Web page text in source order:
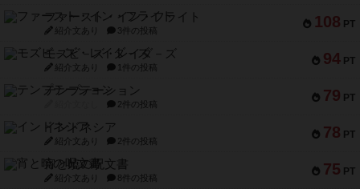
108 PT
ファースト・イン・フライト
紹介文あり 3件の投稿
94 PT
モズビ－ズ・レイダ－ズ
紹介文あり 1件の投稿
79 PT
テンプテーション
2件の投稿
78 PT
インドネシア
紹介文あり 2件の投稿
75 PT
宵と暁の呪文書
紹介文あり 8件の投稿